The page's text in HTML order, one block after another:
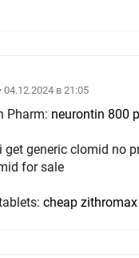
• 04.12.2024 в 21:05
Pharm: neurontin 800
get generic clomid no
for sale
cheap